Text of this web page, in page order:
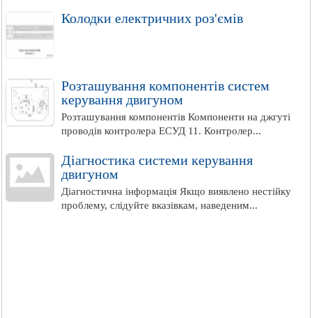
Колодки електричних роз'ємів
Розташування компонентів систем
керування двигуном
Розташування компонентів Компоненти на джгуті
проводів контролера ЕСУД 11. Контролер...
Діагностика системи керування
двигуном
Діагностична інформація Якщо виявлено нестійку
проблему, слідуйте вказівкам, наведеним...